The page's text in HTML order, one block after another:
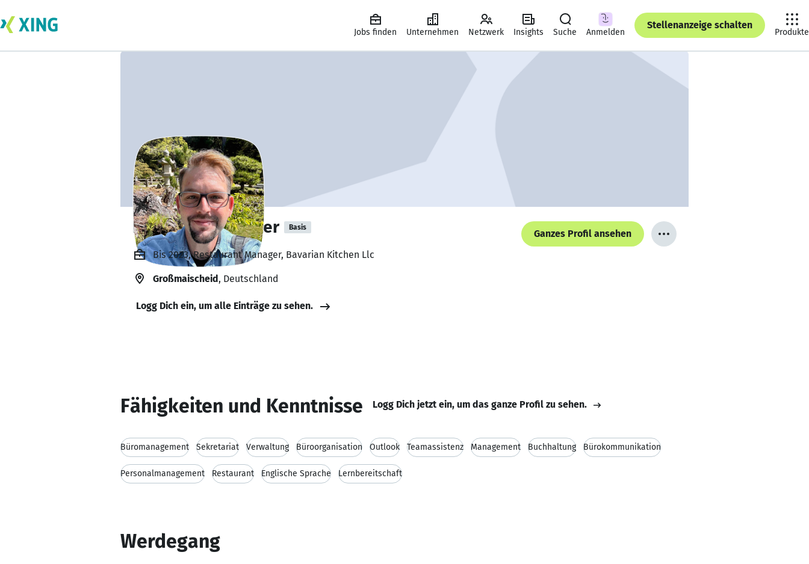
Jobs finden Unternehmen Netzwerk Insights Suche Anmelden
Stellenanzeige schalten
Produkte
Dominik Hofstätter Basis
Ganzes Profil ansehen
Bis 2023, Restaurant Manager, Bavarian Kitchen Llc
Großmaischeid, Deutschland
Logg Dich ein, um alle Einträge zu sehen.
Fähigkeiten und Kenntnisse Logg Dich jetzt ein, um das ganze Profil zu sehen.
Büromanagement Sekretariat Verwaltung Büroorganisation Outlook Teamassistenz Management Buchhaltung Bürokommunikation
Personalmanagement Restaurant Englische Sprache Lernbereitschaft
Werdegang